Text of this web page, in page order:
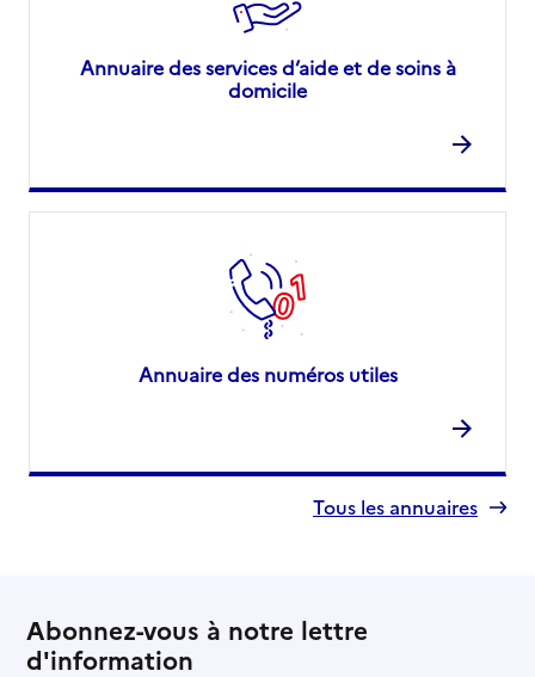
Annuaire des services d’aide et de soins à
domicile
Annuaire des numéros utiles
Tous les annuaires
Abonnez-vous à notre lettre
d'information